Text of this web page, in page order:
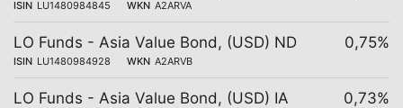
ISIN LU1480984845 WKN A2ARVA
LO Funds - Asia Value Bond, (USD) ND
ISIN LU1480984928 WKN A2ARVB
0,75%
LO Funds - Asia Value Bond, (USD) IA 0,73%